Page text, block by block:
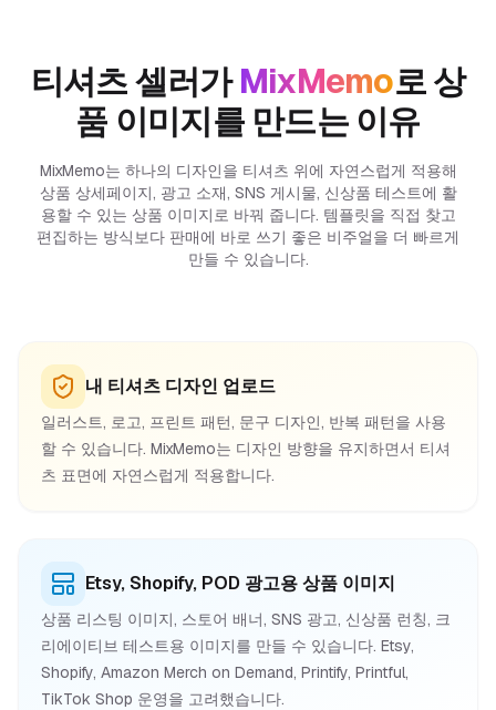
티셔츠 셀러가MixMemo로 상
품 이미지를 만드는 이유
MixMemo는 하나의 디자인을 티셔츠 위에 자연스럽게 적용해
상품 상세페이지, 광고 소재, SNS 게시물, 신상품 테스트에 활
용할 수 있는 상품 이미지로 바꿔 줍니다. 템플릿을 직접 찾고
편집하는 방식보다 판매에 바로 쓰기 좋은 비주얼을 더 빠르게
만들 수 있습니다.
내 티셔츠 디자인 업로드
일러스트, 로고, 프린트 패턴, 문구 디자인, 반복 패턴을 사용
할 수 있습니다. MixMemo는 디자인 방향을 유지하면서 티셔
츠 표면에 자연스럽게 적용합니다.
Etsy, Shopify, POD 광고용 상품 이미지
상품 리스팅 이미지, 스토어 배너, SNS 광고, 신상품 런칭, 크
리에이티브 테스트용 이미지를 만들 수 있습니다. Etsy,
Shopify, Amazon Merch on Demand, Printify, Printful,
TikTok Shop 운영을 고려했습니다.